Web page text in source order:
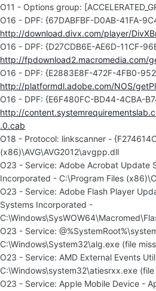
O11 - Options group:
O16 - DPF: {67DABFBF-D0AB-41FA-
http://download.divx.com/player/
O16 - DPF: {D27CDB6E-AE6D-11CF-
http://fpdownload2.macromedia.com/
O16 - DPF: {E2883E8F-472F-4FB0-
http://platformdl.adobe.com/NOS/
O16 - DPF: {E6F480FC-BD44-4CBA-
http://
.0.cab
O18 - Protocol: linkscanner -
(x86)\AVG\AVG2012\avgpp.dll
O23 - Service: Adobe Acrobat Update
Incorporated - C:\Program Files
O23 - Service: Adobe Flash Player
Systems Incorporated -
O23 - Service:
C:\Windows\System32\alg.exe (file
O23 - Service: AMD External Events
C:\Windows\system32\atiesrxx.exe (file
O23 - Service: Apple Mobile Device -